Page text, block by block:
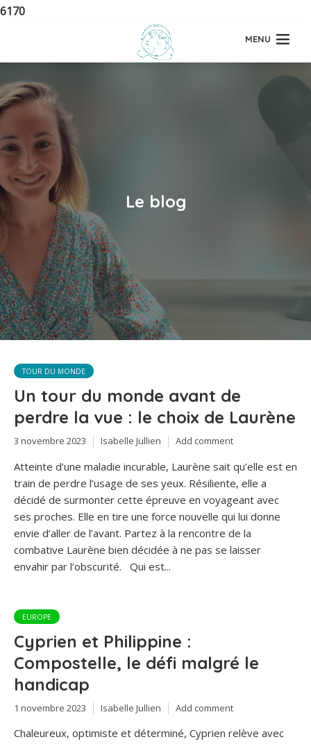
6170
MENU
Le blog
TOUR DU MONDE
Un tour du monde avant de
perdre la vue : le choix de Laurène
3 novembre 2023 Isabelle Jullien Add comment
Atteinte d’une maladie incurable, Laurène sait qu’elle est en
train de perdre l’usage de ses yeux. Résiliente, elle a
décidé de surmonter cette épreuve en voyageant avec
ses proches. Elle en tire une force nouvelle qui lui donne
envie d’aller de l’avant. Partez à la rencontre de la
combative Laurène bien décidée à ne pas se laisser
envahir par l’obscurité. Qui est...
EUROPE
Cyprien et Philippine :
Compostelle, le défi malgré le
handicap
1 novembre 2023 Isabelle Jullien Add comment
Chaleureux, optimiste et déterminé, Cyprien relève avec